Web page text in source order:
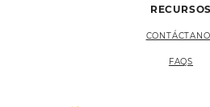
RECURSOS
FAQS